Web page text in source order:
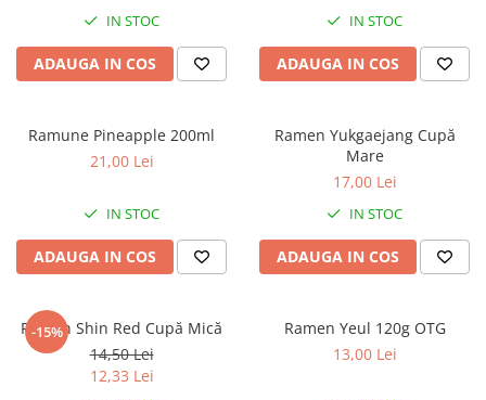
IN STOC
ADAUGA IN COS
IN STOC
ADAUGA IN COS
Ramune Pineapple 200ml
21,00 Lei
IN STOC
ADAUGA IN COS
Ramen Yukgaejang Cupă
Mare
17,00 Lei
IN STOC
ADAUGA IN COS
-15%
Ramen Shin Red Cupă Mică
14,50 Lei
12,33 Lei
Ramen Yeul 120g OTG
13,00 Lei